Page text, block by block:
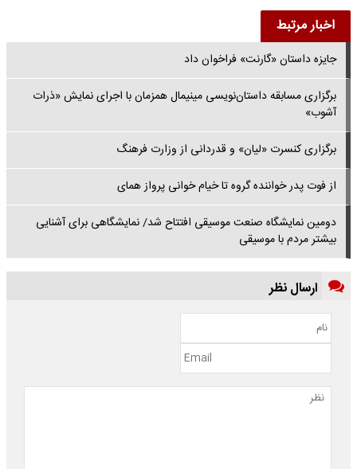
اخبار مرتبط
جایزه داستان «گارنت» فراخوان داد
برگزاری مسابقه داستان‌نویسی مینیمال همزمان با اجرای نمایش «ذرات
آشوب»
برگزاری کنسرت «لیان» و قدردانی از وزارت فرهنگ
از فوت پدر خواننده گروه تا خیام خوانی پرواز همای
دومین نمایشگاه صنعت موسیقی افتتاح شد/ نمایشگاهی برای آشنایی
بیشتر مردم با موسیقی
ارسال نظر